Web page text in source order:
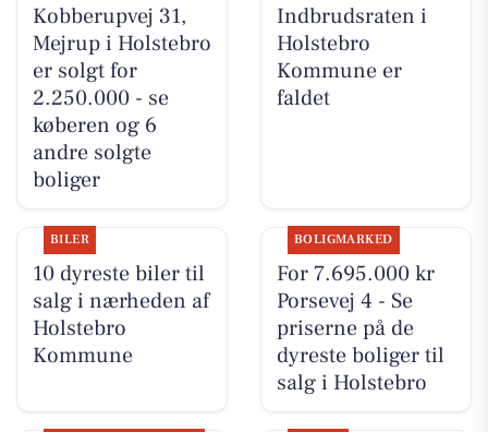
Kobberupvej 31,
Mejrup i Holstebro
er solgt for
2.250.000 - se
køberen og 6
andre solgte
boliger
Indbrudsraten i
Holstebro
Kommune er
faldet
BILER
10 dyreste biler til
salg i nærheden af
Holstebro
Kommune
BOLIGMARKED
For 7.695.000 kr
Porsevej 4 - Se
priserne på de
dyreste boliger til
salg i Holstebro